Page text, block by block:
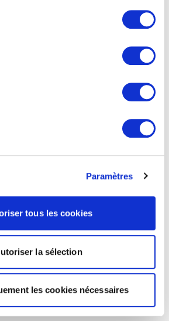
Paramètres
tous les cookies
la sélection
les cookies nécessaires